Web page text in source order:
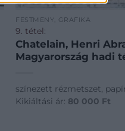
FESTMÉNY, GRAFIKA
9. tétel:
Chatelain, Henri
Magyarország hadi
színezett rézmetszet,
Kikiáltási ár: 80 000 Ft